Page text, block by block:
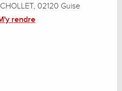
02120 Guise
rendre